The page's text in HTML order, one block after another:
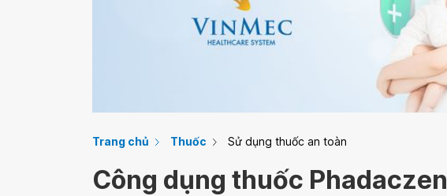
Trang chủ Thuốc Sử dụng thuốc an toàn
Công dụng thuốc Phadaczen